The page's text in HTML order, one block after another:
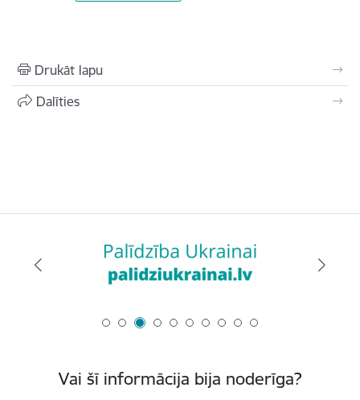
Drukāt lapu
Dalīties
Vai šī informācija bija noderīga?